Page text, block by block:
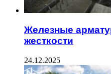
Железные
жесткости
24.12.2025